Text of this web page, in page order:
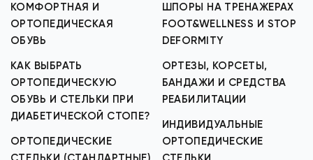
КОМФОРТНАЯ И
ОРТОПЕДИЧЕСКАЯ
ОБУВЬ
КАК ВЫБРАТЬ
ОРТОПЕДИЧЕСКУЮ
ОБУВЬ И СТЕЛЬКИ ПРИ
ДИАБЕТИЧЕСКОЙ СТОПЕ?
ОРТОПЕДИЧЕСКИЕ
ШПОРЫ НА ТРЕНАЖЕРАХ
FOOT&WELLNESS И STOP
DEFORMITY
ОРТЕЗЫ, КОРСЕТЫ,
БАНДАЖИ И СРЕДСТВА
РЕАБИЛИТАЦИИ
ИНДИВИДУАЛЬНЫЕ
ОРТОПЕДИЧЕСКИЕ